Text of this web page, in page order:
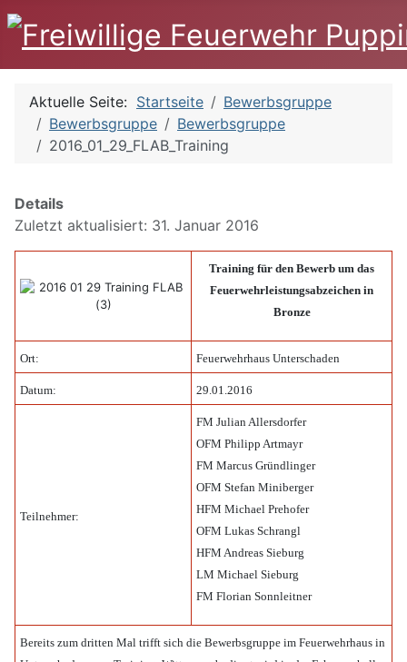
Aktuelle Seite: Startseite
Bewerbsgruppe
Bewerbsgruppe
Bewerbsgruppe
2016_01_29_FLAB_Training
Details
Zuletzt aktualisiert: 31. Januar 2016
Training für den Bewerb um das
Feuerwehrleistungsabzeichen in
Bronze
Ort: Feuerwehrhaus Unterschaden
Datum: 29.01.2016
Teilnehmer:
FM Julian Allersdorfer
OFM Philipp Artmayr
FM Marcus Gründlinger
OFM Stefan Miniberger
HFM Michael Prehofer
OFM Lukas Schrangl
HFM Andreas Sieburg
LM Michael Sieburg
FM Florian Sonnleitner
Bereits zum dritten Mal trifft sich die Bewerbsgruppe im Feuerwehrhaus in